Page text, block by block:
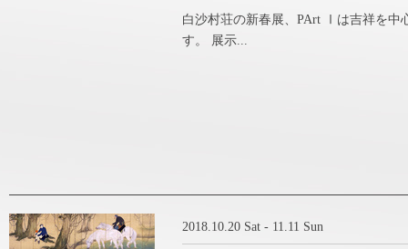
白沙村荘の新春展、PArt Ⅰは吉祥を中
す。 展示...
2018.10.20 Sat - 11.11 Sun